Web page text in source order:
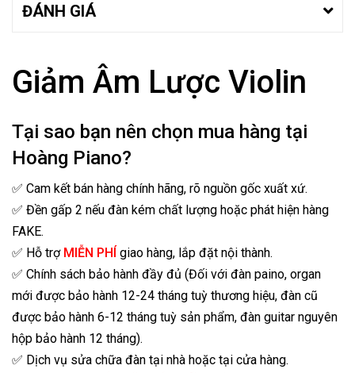
ĐÁNH GIÁ
Giảm Âm Lược Violin
Tại sao bạn nên chọn mua hàng tại
Hoàng Piano?
✅ Cam kết bán hàng chính hãng, rõ nguồn gốc xuất xứ.
✅ Đền gấp 2 nếu đàn kém chất lượng hoặc phát hiện hàng
FAKE.
✅ Hỗ trợ MIỄN PHÍ giao hàng, lắp đặt nội thành.
✅ Chính sách bảo hành đầy đủ (Đối với đàn paino, organ
mới được bảo hành 12-24 tháng tuỳ thương hiệu, đàn cũ
được bảo hành 6-12 tháng tuỳ sản phẩm, đàn guitar nguyên
hộp bảo hành 12 tháng).
✅ Dịch vụ sửa chữa đàn tại nhà hoặc tại cửa hàng.